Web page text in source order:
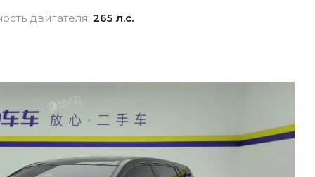
для
лицам в
все
двигателя: 265 л.с.